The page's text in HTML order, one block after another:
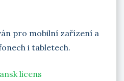
pro mobilní zařízení a
i tabletech.
licens